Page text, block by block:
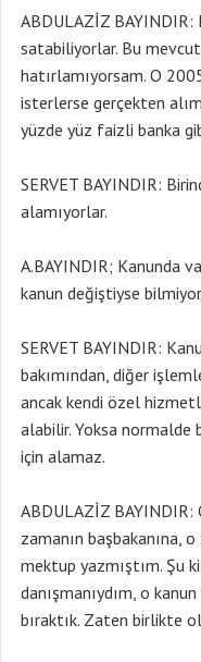
ABDULAZİZ BAYINDIR:
satabiliyorlar. Bu mevcut
hatırlamıyorsam. O
isterlerse gerçekten
yüzde yüz faizli banka
SERVET BAYINDIR:
alamıyorlar.
A.BAYINDIR; Kanunda
kanun değiştiyse
SERVET BAYINDIR:
bakımından, diğer
ancak kendi özel
alabilir. Yoksa normalde
için alamaz.
ABDULAZİZ BAYINDIR:
zamanın başbakanına,
mektup yazmıştım. Şu
danışmanıydım, o
bıraktık. Zaten birlikte